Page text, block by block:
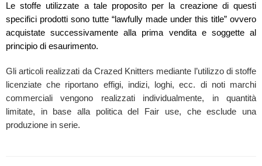
Le stoffe utilizzate a tale proposito per la creazione di questi
specifici prodotti sono tutte “lawfully made under this title” ovvero
acquistate successivamente alla prima vendita e soggette al
principio di esaurimento.
Gli articoli realizzati da Crazed Knitters mediante l’utilizzo di stoffe
licenziate che riportano effigi, indizi, loghi, ecc. di noti marchi
commerciali vengono realizzati individualmente, in quantità
limitate, in base alla politica del Fair use, che esclude una
produzione in serie.